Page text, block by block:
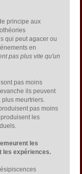
principe aux
qui peut agacer ou
en
pas plus vite qu'un
pas moins
ils peuvent
meurtriers.
pas moins
les
les
les expériences.